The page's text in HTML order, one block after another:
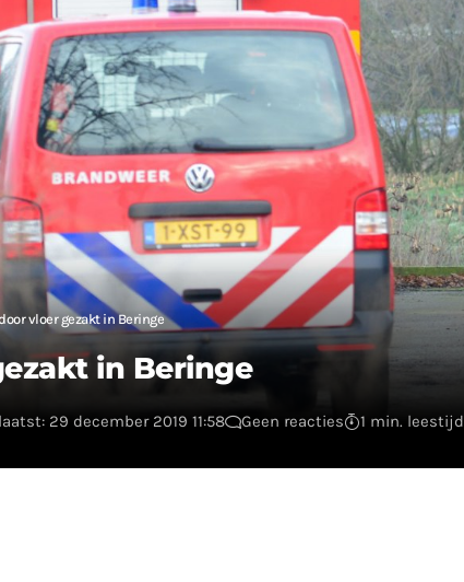
vloer gezakt in Beringe
in Beringe
29 december 2019 11:58 Geen reacties 1 min. leestijd